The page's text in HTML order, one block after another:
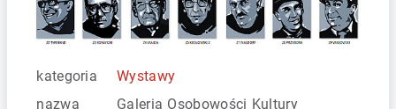
kategoria
Wystawy
nazwa
Galeria Osobowości Kultury